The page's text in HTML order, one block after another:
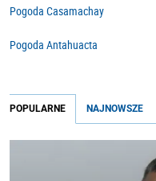
Pogoda Casamachay
Pogoda Antahuacta
POPULARNE NAJNOWSZE